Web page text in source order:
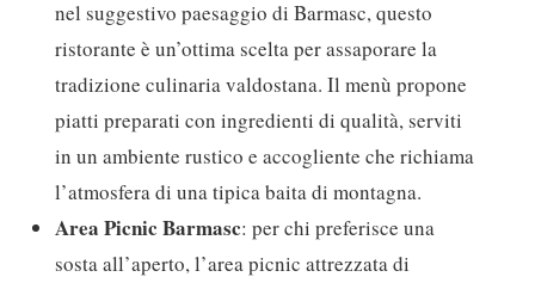
nel suggestivo paesaggio di Barmasc, questo
ristorante è un’ottima scelta per assaporare la
tradizione culinaria valdostana. Il menù propone
piatti preparati con ingredienti di qualità, serviti
in un ambiente rustico e accogliente che richiama
l’atmosfera di una tipica baita di montagna.
Area Picnic Barmasc: per chi preferisce una
sosta all’aperto, l’area picnic attrezzata di